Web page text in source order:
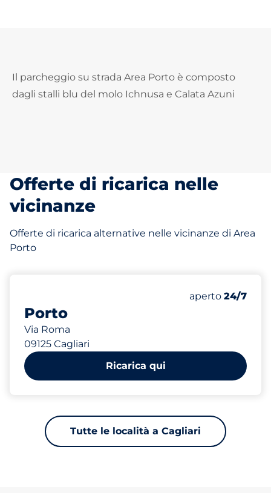
Il parcheggio su strada Area Porto è composto
dagli stalli blu del molo Ichnusa e Calata Azuni
Offerte di ricarica nelle
vicinanze
Offerte di ricarica alternative nelle vicinanze di Area
Porto
Porto
Via Roma
09125 Cagliari
Numero di posti
Posti
Electric Car
Venerdì&nbsp
aperto 24/7
Ricarica qui
Tutte le località a Cagliari